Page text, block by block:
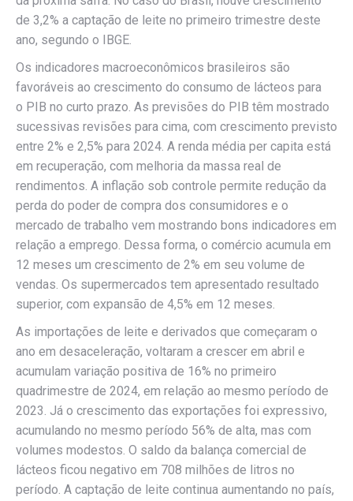
de 3,2% a captação de leite no primeiro trimestre deste
ano, segundo o IBGE.
Os indicadores macroeconômicos brasileiros são
favoráveis ao crescimento do consumo de lácteos para
o PIB no curto prazo. As previsões do PIB têm mostrado
sucessivas revisões para cima, com crescimento previsto
entre 2% e 2,5% para 2024. A renda média per capita está
em recuperação, com melhoria da massa real de
rendimentos. A inflação sob controle permite redução da
perda do poder de compra dos consumidores e o
mercado de trabalho vem mostrando bons indicadores em
relação a emprego. Dessa forma, o comércio acumula em
12 meses um crescimento de 2% em seu volume de
vendas. Os supermercados tem apresentado resultado
superior, com expansão de 4,5% em 12 meses.
As importações de leite e derivados que começaram o
ano em desaceleração, voltaram a crescer em abril e
acumulam variação positiva de 16% no primeiro
quadrimestre de 2024, em relação ao mesmo período de
2023. Já o crescimento das exportações foi expressivo,
acumulando no mesmo período 56% de alta, mas com
volumes modestos. O saldo da balança comercial de
lácteos ficou negativo em 708 milhões de litros no
período. A captação de leite continua aumentando no país,